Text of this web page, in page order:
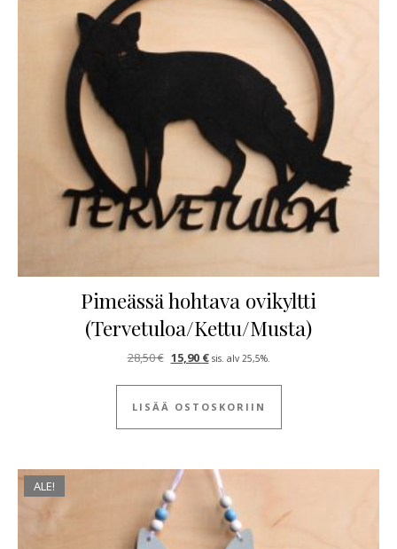
Pimeässä hohtava ovikyltti
(Tervetuloa/Kettu/Musta)
28,50€ Alkuperäinen hinta oli: 28,50 €.
15,90 €Nykyinen hinta on: 15,90 €.
sis. alv 25,5%.
LISÄÄ OSTOSKORIIN
ALE!